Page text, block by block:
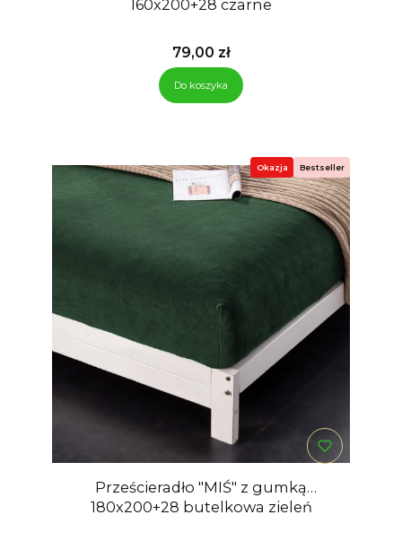
160x200+28 czarne
Cena
79,00 zł
Do koszyka
Okazja Bestseller
Prześcieradło "MIŚ" z gumką
180x200+28 butelkowa zieleń